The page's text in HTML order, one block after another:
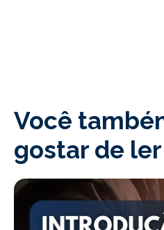
Você
gostar de ler